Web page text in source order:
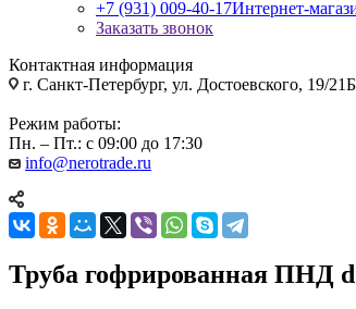
+7 (931) 009-40-17Интернет-
Заказать звонок
Контактная информация
г. Санкт-Петербург, ул. Достоевского, 19/21Б
Режим работы:
Пн. – Пт.: с 09:00 до 17:30
info@nerotrade.ru
Труба гофрированная ПНД